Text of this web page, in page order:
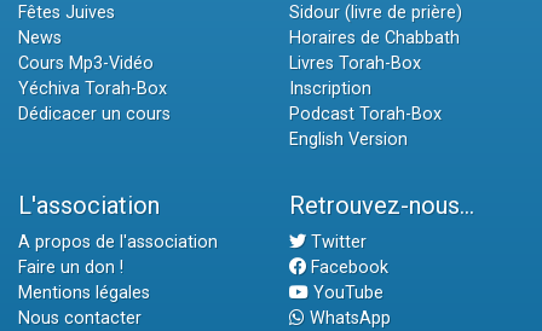
Fêtes Juives
News
Cours Mp3-Vidéo
Yéchiva Torah-Box
Dédicacer un cours
Sidour (livre de prière)
Horaires de Chabbath
Livres Torah-Box
Inscription
Podcast Torah-Box
English Version
L'association
A propos de l'association
Faire un don !
Mentions légales
Nous contacter
Retrouvez-nous...
Twitter
Facebook
YouTube
WhatsApp